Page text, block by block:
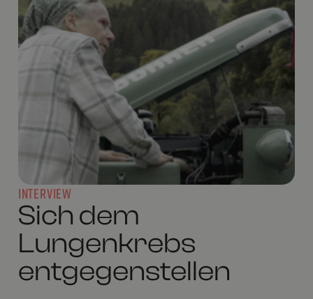
INTERVIEW
Sich dem
Lungenkrebs
entgegenstellen